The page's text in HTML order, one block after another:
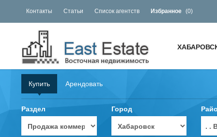
Контакты Статьи Список агентств Избранное (0)
Купить Арендовать
Раздел Город
. .